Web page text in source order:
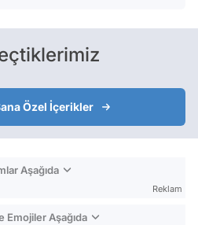
Özel İçerikler
Aşağıda
Reklam
Emojiler Aşağıda